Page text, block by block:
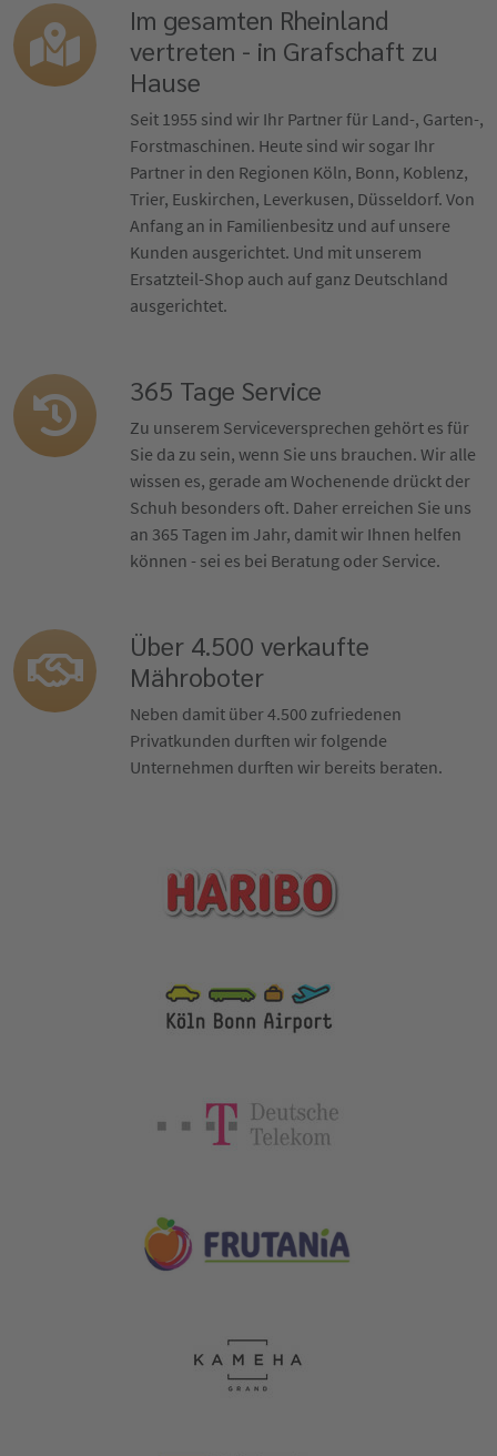
Im gesamten Rheinland
vertreten - in Grafschaft zu
Hause
Seit 1955 sind wir Ihr Partner für Land-, Garten-,
Forstmaschinen. Heute sind wir sogar Ihr
Partner in den Regionen Köln, Bonn, Koblenz,
Trier, Euskirchen, Leverkusen, Düsseldorf. Von
Anfang an in Familienbesitz und auf unsere
Kunden ausgerichtet. Und mit unserem
Ersatzteil-Shop auch auf ganz Deutschland
ausgerichtet.
365 Tage Service
Zu unserem Serviceversprechen gehört es für
Sie da zu sein, wenn Sie uns brauchen. Wir alle
wissen es, gerade am Wochenende drückt der
Schuh besonders oft. Daher erreichen Sie uns
an 365 Tagen im Jahr, damit wir Ihnen helfen
können - sei es bei Beratung oder Service.
Über 4.500 verkaufte
Mähroboter
Neben damit über 4.500 zufriedenen
Privatkunden durften wir folgende
Unternehmen durften wir bereits beraten.